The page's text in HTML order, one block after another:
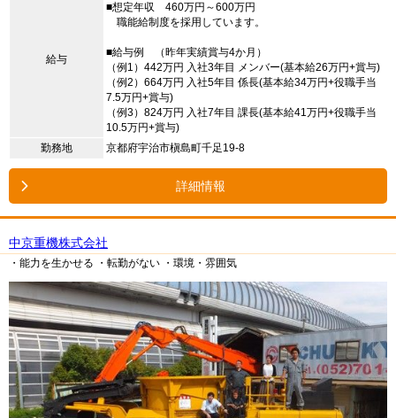
給与
■想定年収 460万円～600万円
職能給制度を採用しています。
■給与例 （昨年実績賞与4か月）
（例1）442万円 入社3年目 メンバー(基本給26万円+賞与)
（例2）664万円 入社5年目 係長(基本給34万円+役職手当
7.5万円+賞与)
（例3）824万円 入社7年目 課長(基本給41万円+役職手当
10.5万円+賞与)
勤務地
京都府宇治市槇島町千足19-8
詳細情報
中京重機株式会社
・能力を生かせる ・転勤がない ・環境・雰囲気